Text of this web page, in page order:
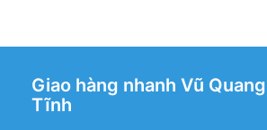
Giao hàng nhanh Vũ
Tĩnh